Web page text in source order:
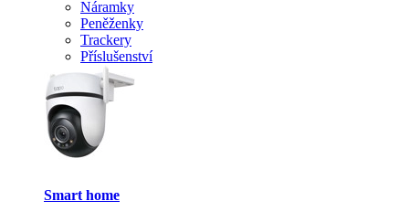
Náramky
Peněženky
Trackery
Příslušenství
Smart home